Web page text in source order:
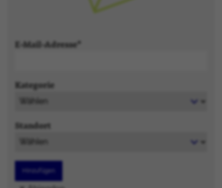
E-Mail-Adresse
Kategorie
Standort